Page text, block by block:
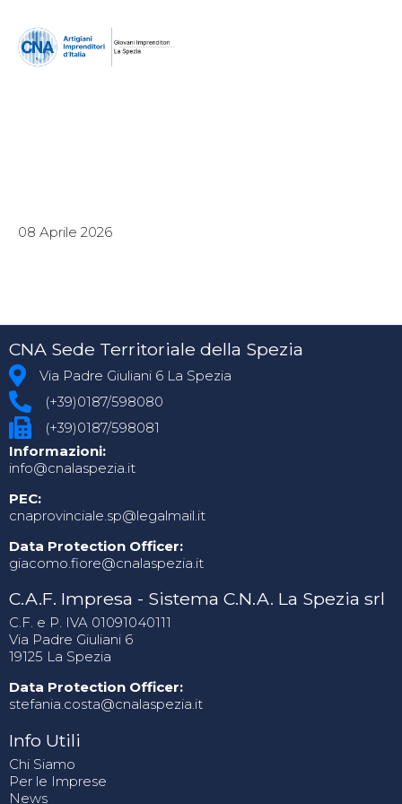
08 Aprile 2026
CNA Sede Territoriale della Spezia
Via Padre Giuliani 6 La Spezia
(+39)0187/598080
(+39)0187/598081
Informazioni:
info@cnalaspezia.it
PEC:
cnaprovinciale.sp@legalmail.it
Data Protection Officer:
giacomo.fiore@cnalaspezia.it
C.A.F. Impresa - Sistema C.N.A. La Spezia srl
C.F. e P. IVA 01091040111
Via Padre Giuliani 6
19125 La Spezia
Data Protection Officer:
stefania.costa@cnalaspezia.it
Info Utili
Chi Siamo
Per le Imprese
News